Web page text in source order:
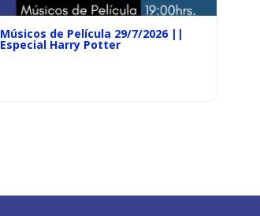
Músicos de Película 29/7/2026 ||
Especial Harry Potter